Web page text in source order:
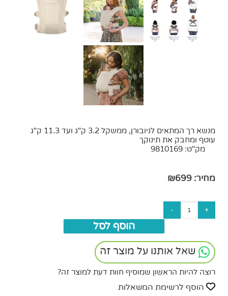
מנשא רך המתאים לניובורן, ממשקל 3.2 ק"ג ועד 11.3 ק"ג
עוטף ומחבק את תינוקך
מק"ט: 9810169
מחיר: ₪699
הוסף לסל
שאל אותנו על מוצר זה
רוצה להיות הראשון שמוסיף חוות דעת למוצר זה?
הוסף לרשימת המשאלות